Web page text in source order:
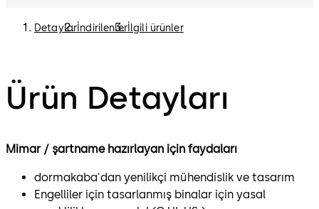
Detaylar İndirilenlerİlgili ürünler
Ürün Detayları
Mimar / şartname hazırlayan için faydaları
dormakaba'dan yenilikçi mühendislik ve tasarım
Engelliler için tasarlanmış binalar için yasal